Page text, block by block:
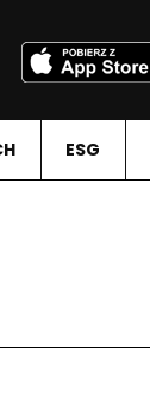
ESG